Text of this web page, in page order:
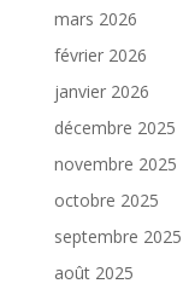
mars 2026
février 2026
janvier 2026
décembre 2025
novembre 2025
octobre 2025
septembre 2025
août 2025